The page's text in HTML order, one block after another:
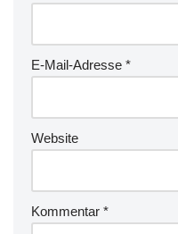
E-Mail-Adresse *
Website
Kommentar *